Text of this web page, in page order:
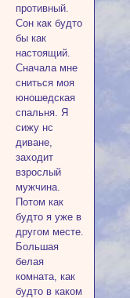
противный.
Сон как будто
бы как
настоящий.
Сначала мне
сниться моя
юношедская
спальня. Я
сижу нс
диване,
заходит
взрослый
мужчина.
Потом как
будто я уже в
другом месте.
Большая
белая
комната, как
будто в каком